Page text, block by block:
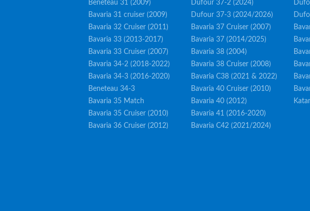
Beneteau 31 (2009)
Bavaria 31 cruiser (2009)
Bavaria 32 Cruiser (2011)
Bavaria 33 (2013-2017)
Bavaria 33 Cruiser (2007)
Bavaria 34-2 (2018-2022)
Bavaria 34-3 (2016-2020)
Beneteau 34-3
Bavaria 35 Match
Bavaria 35 Cruiser (2010)
Bavaria 36 Cruiser (2012)
Dufour 37-2 (2024)
Dufour 37-3 (2024/2026)
Bavaria 37 Cruiser (2007)
Bavaria 37 (2014/2025)
Bavaria 38 (2004)
Bavaria 38 Cruiser (2008)
Bavaria C38 (2021 & 2022)
Bavaria 40 Cruiser (2010)
Bavaria 40 (2012)
Bavaria 41 (2016-2020)
Bavaria C42 (2021/2024)